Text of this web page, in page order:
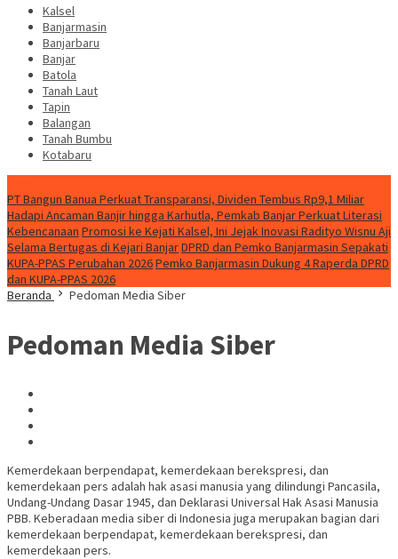
Kalsel
Banjarmasin
Banjarbaru
Banjar
Batola
Tanah Laut
Tapin
Balangan
Tanah Bumbu
Kotabaru
PT Bangun Banua Perkuat Transparansi, Dividen Tembus Rp9,1 Miliar
Hadapi Ancaman Banjir hingga Karhutla, Pemkab Banjar Perkuat Literasi
Kebencanaan Promosi ke Kejati Kalsel, Ini Jejak Inovasi Radityo Wisnu Aji
Selama Bertugas di Kejari BanjarDPRD dan Pemko Banjarmasin Sepakati
KUPA-PPAS Perubahan 2026Pemko Banjarmasin Dukung 4 Raperda DPRD
dan KUPA-PPAS 2026
Beranda
Pedoman Media Siber
Pedoman Media Siber
Kemerdekaan berpendapat, kemerdekaan berekspresi, dan
kemerdekaan pers adalah hak asasi manusia yang dilindungi Pancasila,
Undang-Undang Dasar 1945, dan Deklarasi Universal Hak Asasi Manusia
PBB. Keberadaan media siber di Indonesia juga merupakan bagian dari
kemerdekaan berpendapat, kemerdekaan berekspresi, dan
kemerdekaan pers.